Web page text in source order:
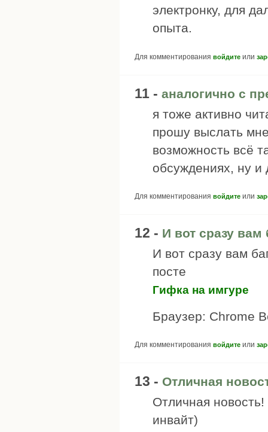
электронку, для
опыта.
Для комментирования войдите или
11 - аналогично с
я тоже активно
прошу выслать
возможность всё
обсуждениях, ну и
Для комментирования войдите или
12 - И вот сразу вам
И вот сразу вам
посте
Гифка на имгуре
Браузер: Chrome
Для комментирования войдите или
13 - Отличная
Отличная
инвайт)